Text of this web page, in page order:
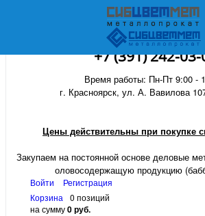
+7 (391) 242-03-
Время работы: Пн-Пт 9:00 -
г. Красноярск, ул. А. Вавилова
Цены действительны при покупке
Закупаем на постоянной основе деловые
оловосодержащую продукцию
Войти
Регистрация
Корзина
0 позиций
на сумму0 руб.